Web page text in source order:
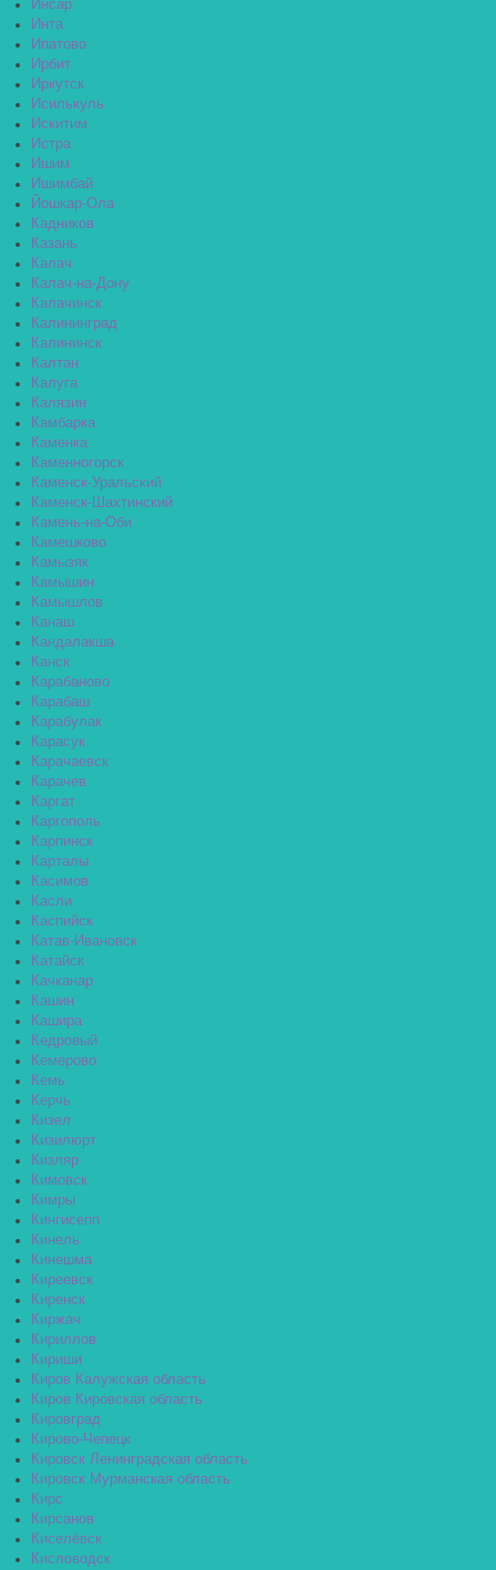
Инсар
Инта
Ипатово
Ирбит
Иркутск
Исилькуль
Искитим
Истра
Ишим
Ишимбай
Йошкар-Ола
Кадников
Казань
Калач
Калач-на-Дону
Калачинск
Калининград
Калининск
Калтан
Калуга
Калязин
Камбарка
Каменка
Каменногорск
Каменск-Уральский
Каменск-Шахтинский
Камень-на-Оби
Камешково
Камызяк
Камышин
Камышлов
Канаш
Кандалакша
Канск
Карабаново
Карабаш
Карабулак
Карасук
Карачаевск
Карачев
Каргат
Каргополь
Карпинск
Карталы
Касимов
Касли
Каспийск
Катав-Ивановск
Катайск
Качканар
Кашин
Кашира
Кедровый
Кемерово
Кемь
Керчь
Кизел
Кизилюрт
Кизляр
Кимовск
Кимры
Кингисепп
Кинель
Кинешма
Киреевск
Киренск
Киржач
Кириллов
Кириши
Киров Калужская область
Киров Кировская область
Кировград
Кирово-Чепецк
Кировск Ленинградская область
Кировск Мурманская область
Кирс
Кирсанов
Киселёвск
Кисловодск